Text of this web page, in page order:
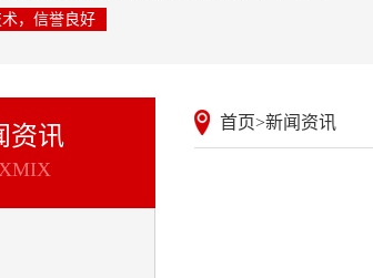
，信誉良好
资讯 首页>新闻资讯